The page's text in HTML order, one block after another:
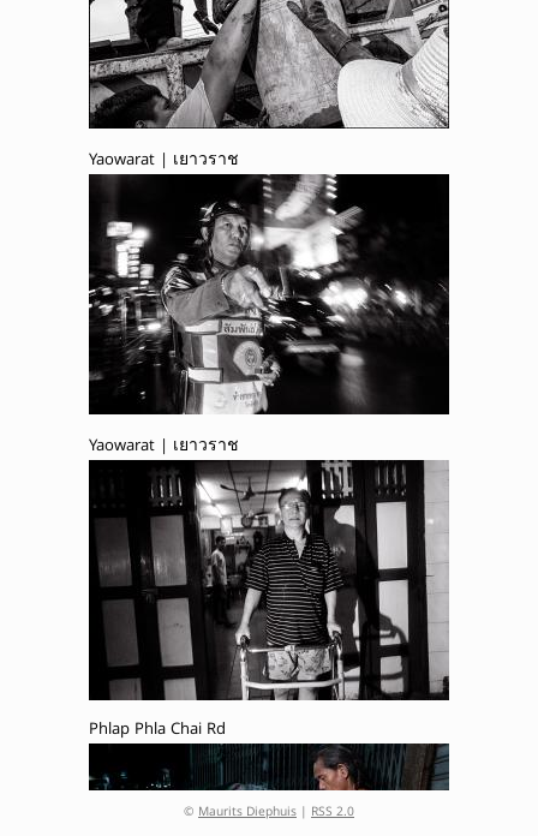
Yaowarat | เยาวราช
Yaowarat | เยาวราช
Phlap Phla Chai Rd
© Maurits Diephuis | RSS 2.0